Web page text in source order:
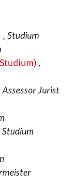
, Studium
,
Assessor Jurist
Studium